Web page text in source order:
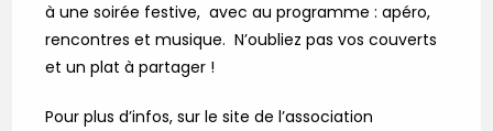
à une soirée festive, avec au programme : apéro,
rencontres et musique. N’oubliez pas vos couverts
et un plat à partager !
Pour plus d’infos, sur le site de l’association